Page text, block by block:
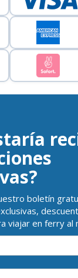
boletín
viajar en ferry al